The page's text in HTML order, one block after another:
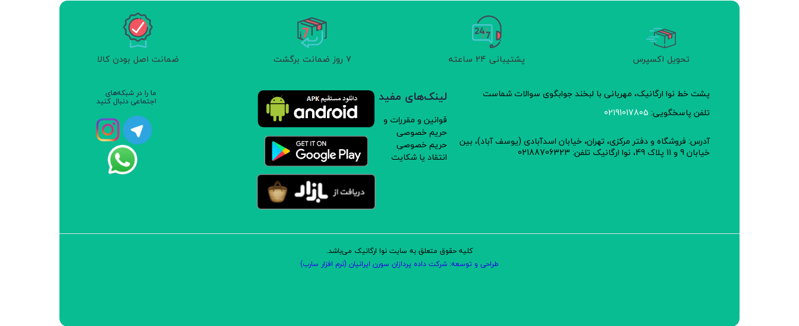
تحویل اکسپرس پشتیبانی 24 ساعته 7 روز ضمانت برگشت ضمانت اصل بودن کالا
پشت خط نوا ارگانیک، مهربانی با لبخند جوابگوی سوالات شماست
تلفن پاسخگویی: 02191017805
آدرس: فروشگاه و دفتر مرکزی، تهران، خیابان اسدآبادی (یوسف آباد)، بین
خیابان 9 و 11 پلاک 49، نوا ارگانیک تلفن: 02188706323
لینک‌های مفید
قوانین و مقررات و
حریم خصوصی
حریم خصوصی
انتقاد یا شکایت
ما را در شبکه‌های
اجتماعی دنبال کنید
کلیه حقوق متعلق به سایت نوا ارگانیک می‌باشد.
طراحی و توسعه: شرکت داده پردازان سورن ایرانیان (نرم افزار سارب)